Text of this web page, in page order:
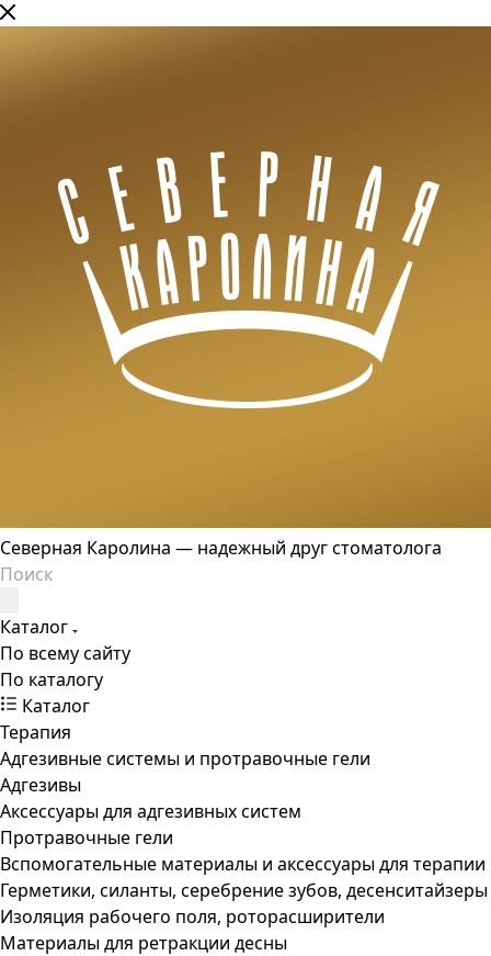
Северная Каролина — надежный друг стоматолога
Каталог
По всему сайту
По каталогу
Каталог
Терапия
Адгезивные системы и протравочные гели
Адгезивы
Аксессуары для адгезивных систем
Протравочные гели
Вспомогательные материалы и аксессуары для терапии
Герметики, силанты, серебрение зубов, десенситайзеры
Изоляция рабочего поля, роторасширители
Материалы для ретракции десны